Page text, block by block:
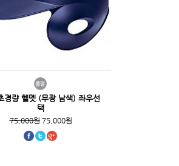
경량 헬멧 (무광 남색) 좌우선
택
75,000원75,000원